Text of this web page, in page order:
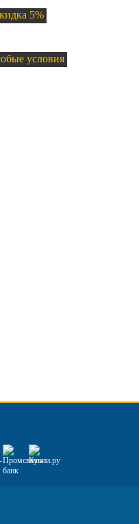
5%
условия